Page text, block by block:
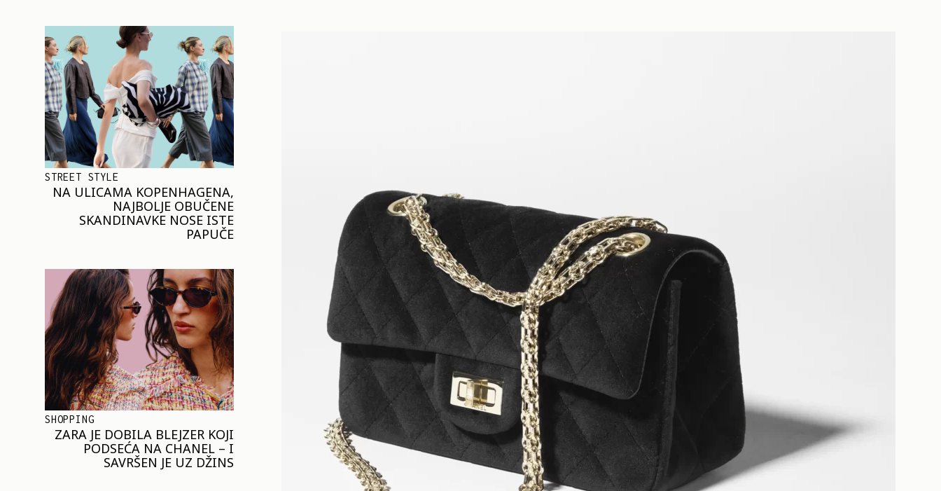
STREET STYLE
NA ULICAMA KOPENHAGENA,
NAJBOLJE OBUČENE
SKANDINAVKE NOSE ISTE
PAPUČE
SHOPPING
ZARA JE DOBILA BLEJZER KOJI
PODSEĆA NA CHANEL – I
SAVRŠEN JE UZ DŽINS